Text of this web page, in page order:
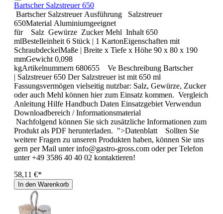
Bartscher Salzstreuer 650
Bartscher Salzstreuer Ausführung Salzstreuer
650Material Aluminiumgeeignet
für Salz Gewürze Zucker Mehl Inhalt 650
mlBestelleinheit 6 Stück | 1 KartonEigenschaften mit
SchraubdeckelMaße | Breite x Tiefe x Höhe 90 x 80 x 190
mmGewicht 0,098
kgArtikelnummern 680655 Ve Beschreibung Bartscher
| Salzstreuer 650 Der Salzstreuer ist mit 650 ml
Fassungsvermögen vielseitig nutzbar: Salz, Gewürze, Zucker
oder auch Mehl können hier zum Einsatz kommen. Vergleich
Anleitung Hilfe Handbuch Daten Einsatzgebiet Verwendun
Downloadbereich / Informationsmaterial
Nachfolgend können Sie sich zusätzliche Informationen zum
Produkt als PDF herunterladen. ">Datenblatt Sollten Sie
weitere Fragen zu unseren Produkten haben, können Sie uns
gern per Mail unter info@gastro-gross.com oder per Telefon
unter +49 3586 40 40 02 kontaktieren!
58,11 €*
In den Warenkorb